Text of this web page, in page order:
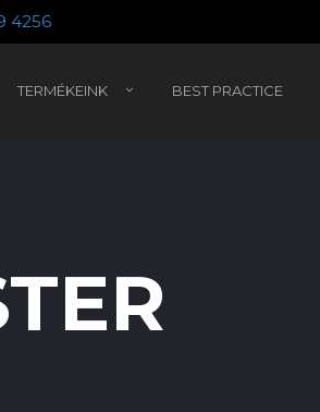
4256
TERMÉKEINK BEST PRACTICE